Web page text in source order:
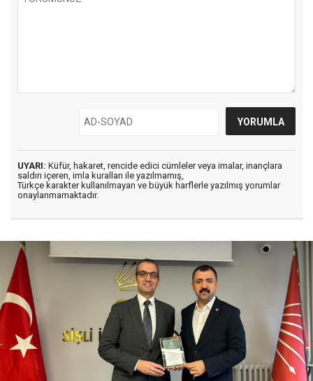
UYARI: Küfür, hakaret, rencide edici cümleler veya imalar, inançlara
saldırı içeren, imla kuralları ile yazılmamış,
Türkçe karakter kullanılmayan ve büyük harflerle yazılmış yorumlar
onaylanmamaktadır.